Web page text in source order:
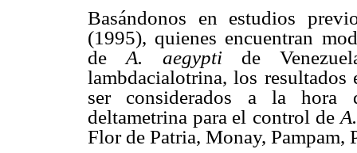
Basándonos en estudios
(1995), quienes encuentran
de A. aegypti de
lambdacialotrina, los resultados
ser considerados a la hora
deltametrina para el control de
Flor de Patria, Monay, Pampam,